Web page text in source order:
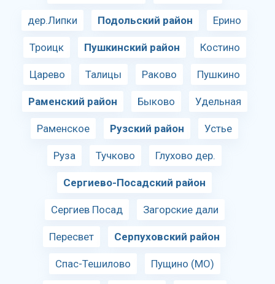
дер.Липки Подольский район Ерино
Троицк Пушкинский район Костино
Царево Талицы Раково Пушкино
Раменский район Быково Удельная
Раменское Рузский район Устье
Руза Тучково Глухово дер.
Сергиево-Посадский район
Сергиев Посад Загорские дали
Пересвет Серпуховский район
Спас-Тешилово Пущино (МО)